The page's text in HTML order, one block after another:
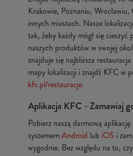
Krakowie, Poznaniu,
innych miastach. Nasze
tak, żeby każdy mógł się cieszyć
naszych produktów w swojej
znajduje się najbliższa
mapy lokalizacji i znajdź KFC w
kfc.pl/restauracje.
Aplikacja KFC - Zamawiaj
Pobierz naszą darmową
systemem Android lub iOS i
wygodnie. Bez względu na to,